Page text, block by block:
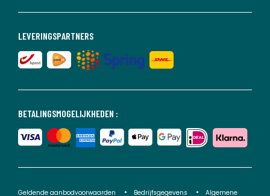
BETALINGSMOGELIJKHEDEN :
LEVERINGSPARTNERS
Geldende aanbodvoorwaarden Bedrijfsgegevens Algemene